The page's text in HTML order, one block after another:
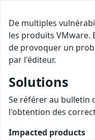
De multiples
les produits VMware.
de provoquer un
par l'éditeur.
Solutions
Se référer au bulletin
l'obtention des
Impacted products